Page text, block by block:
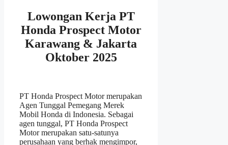
Lowongan Kerja PT
Honda Prospect Motor
Karawang & Jakarta
Oktober 2025
PT Honda Prospect Motor merupakan
Agen Tunggal Pemegang Merek
Mobil Honda di Indonesia. Sebagai
agen tunggal, PT Honda Prospect
Motor merupakan satu-satunya
perusahaan yang berhak mengimpor,